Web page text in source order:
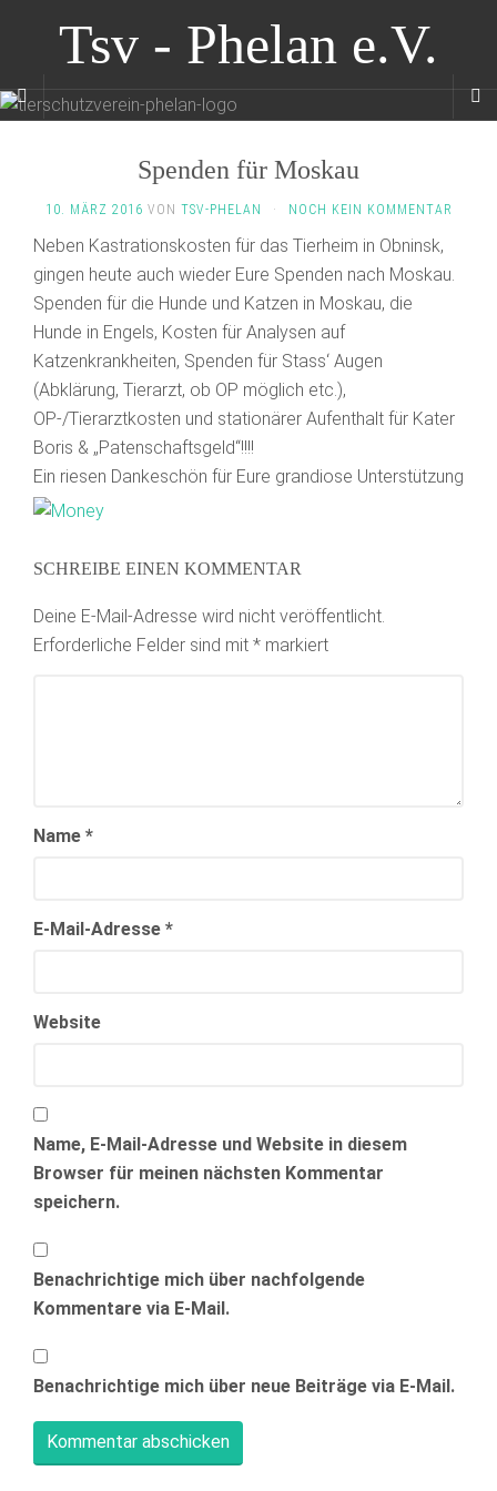
Tsv - Phelan e.V.
Spenden für Moskau
10. MÄRZ 2016 VON TSV-PHELAN · NOCH KEIN KOMMENTAR
Neben Kastrationskosten für das Tierheim in Obninsk,
gingen heute auch wieder Eure Spenden nach Moskau.
Spenden für die Hunde und Katzen in Moskau, die
Hunde in Engels, Kosten für Analysen auf
Katzenkrankheiten, Spenden für Stass‘ Augen
(Abklärung, Tierarzt, ob OP möglich etc.),
OP-/Tierarztkosten und stationärer Aufenthalt für Kater
Boris & „Patenschaftsgeld“!!!!
Ein riesen Dankeschön für Eure grandiose Unterstützung
SCHREIBE EINEN KOMMENTAR
Deine E-Mail-Adresse wird nicht veröffentlicht.
Erforderliche Felder sind mit * markiert
Name *
E-Mail-Adresse *
Website
Name, E-Mail-Adresse und Website in diesem
Browser für meinen nächsten Kommentar
speichern.
Benachrichtige mich über nachfolgende
Kommentare via E-Mail.
Benachrichtige mich über neue Beiträge via E-Mail.